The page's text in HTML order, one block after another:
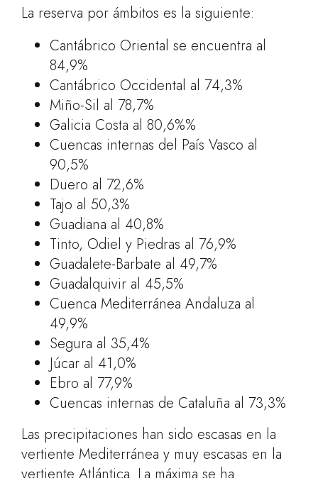
La reserva por ámbitos es la siguiente:
Cantábrico Oriental se encuentra al
84,9%
Cantábrico Occidental al 74,3%
Miño-Sil al 78,7%
Galicia Costa al 80,6%%
Cuencas internas del País Vasco al
90,5%
Duero al 72,6%
Tajo al 50,3%
Guadiana al 40,8%
Tinto, Odiel y Piedras al 76,9%
Guadalete-Barbate al 49,7%
Guadalquivir al 45,5%
Cuenca Mediterránea Andaluza al
49,9%
Segura al 35,4%
Júcar al 41,0%
Ebro al 77,9%
Cuencas internas de Cataluña al 73,3%
Las precipitaciones han sido escasas en la
vertiente Mediterránea y muy escasas en la